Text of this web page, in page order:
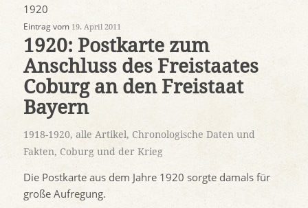
1920
Eintrag vom 19. April 2011
1920: Postkarte zum
Anschluss des Freistaates
Coburg an den Freistaat
Bayern
1918-1920, alle Artikel, Chronologische Daten und
Fakten, Coburg und der Krieg
Die Postkarte aus dem Jahre 1920 sorgte damals für
große Aufregung.